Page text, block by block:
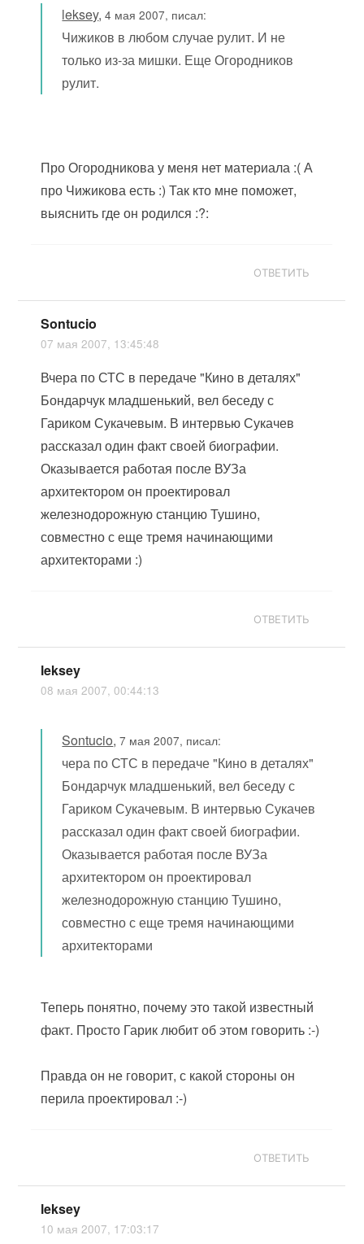
leksey,4 мая 2007, писал:
Чижиков в любом случае рулит. И не
только из-за мишки. Еще Огородников
рулит.
Про Огородникова у меня нет материала :( А
про Чижикова есть :) Так кто мне поможет,
выяснить где он родился :?:
ОТВЕТИТЬ
Sontucio
07 мая 2007, 13:45:48
Вчера по СТС в передаче "Кино в деталях"
Бондарчук младшенький, вел беседу с
Гариком Сукачевым. В интервью Сукачев
рассказал один факт своей биографии.
Оказывается работая после ВУЗа
архитектором он проектировал
железнодорожную станцию Тушино,
совместно с еще тремя начинающими
архитекторами :)
ОТВЕТИТЬ
leksey
08 мая 2007, 00:44:13
Sontucio,7 мая 2007, писал:
чера по СТС в передаче "Кино в деталях"
Бондарчук младшенький, вел беседу с
Гариком Сукачевым. В интервью Сукачев
рассказал один факт своей биографии.
Оказывается работая после ВУЗа
архитектором он проектировал
железнодорожную станцию Тушино,
совместно с еще тремя начинающими
архитекторами
Теперь понятно, почему это такой известный
факт. Просто Гарик любит об этом говорить :-)
Правда он не говорит, с какой стороны он
перила проектировал :-)
ОТВЕТИТЬ
leksey
10 мая 2007, 17:03:17